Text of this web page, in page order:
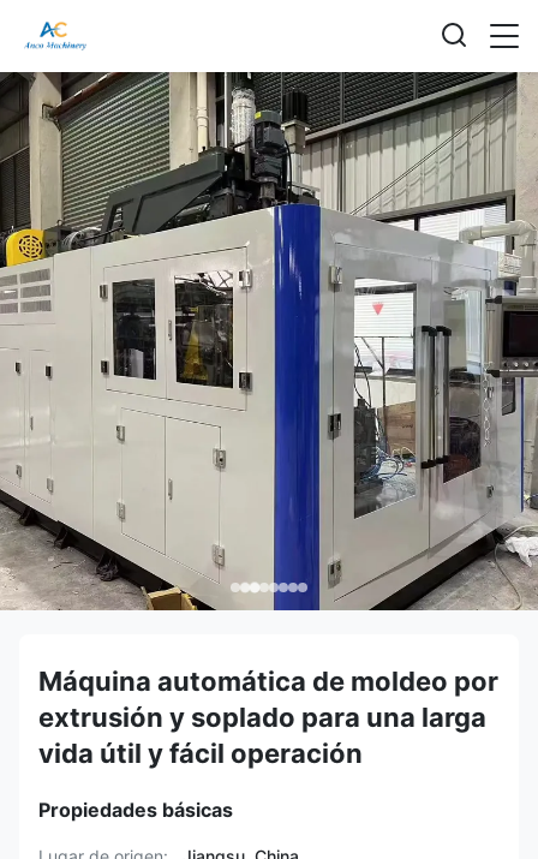
Máquina automática de moldeo por
extrusión y soplado para una larga
vida útil y fácil operación
Propiedades básicas